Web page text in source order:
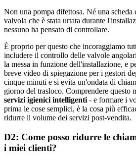
Non una pompa difettosa. Né una
valvola che è stata urtata durante
nessuno ha pensato di controllare.
È proprio per questo che incoraggiamo
includere il controllo delle valvole
la messa in funzione dell'installazione, e
breve video di spiegazione per i gestori
cinque minuti e si evita un'ondata di
giorno del trasloco. Comprendere questo
servizi igienici intelligenti - e formare i
prima le cose semplici, è la cosa più
ridurre il volume dei servizi post-vendita.
D2: Come posso ridurre le
i miei clienti?